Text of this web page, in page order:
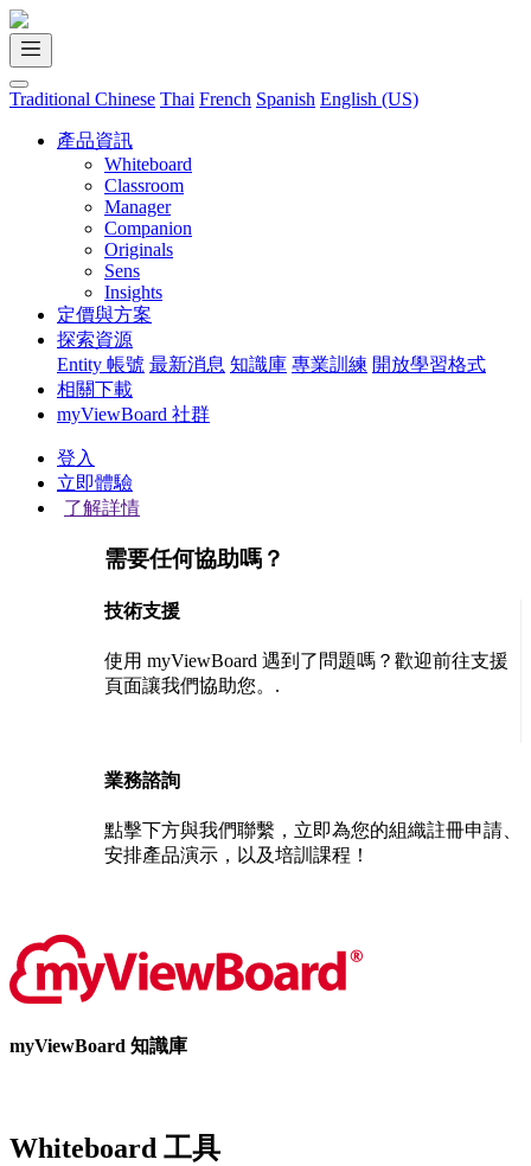
Traditional Chinese Thai French Spanish English (US)
產品資訊
Whiteboard
Classroom
Manager
Companion
Originals
Sens
Insights
定價與方案
探索資源
Entity 帳號 最新消息 知識庫 專業訓練 開放學習格式
相關下載
myViewBoard 社群
登入
立即體驗
了解詳情
需要任何協助嗎？
技術支援
使用 myViewBoard 遇到了問題嗎？歡迎前往支援
頁面讓我們協助您。.
業務諮詢
點擊下方與我們聯繫，立即為您的組織註冊申請、
安排產品演示，以及培訓課程！
myViewBoard 知識庫
Whiteboard 工具